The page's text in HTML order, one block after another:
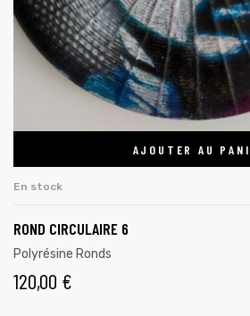
AJOUTER AU
En stock
ROND CIRCULAIRE 6
Polyrésine Ronds
120,00 €